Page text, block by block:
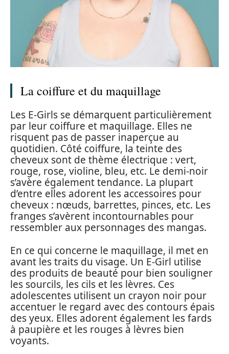
La coiffure et du maquillage
Les E-Girls se démarquent particulièrement
par leur coiffure et maquillage. Elles ne
risquent pas de passer inaperçue au
quotidien. Côté coiffure, la teinte des
cheveux sont de thème électrique : vert,
rouge, rose, violine, bleu, etc. Le demi-noir
s’avère également tendance. La plupart
d’entre elles adorent les accessoires pour
cheveux : nœuds, barrettes, pinces, etc. Les
franges s’avèrent incontournables pour
ressembler aux personnages des mangas.
En ce qui concerne le maquillage, il met en
avant les traits du visage. Un E-Girl utilise
des produits de beauté pour bien souligner
les sourcils, les cils et les lèvres. Ces
adolescentes utilisent un crayon noir pour
accentuer le regard avec des contours épais
des yeux. Elles adorent également les fards
à paupière et les rouges à lèvres bien
voyants.